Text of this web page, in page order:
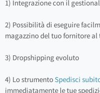
1) Integrazione con il
2) Possibilità di eseguire
magazzino del tuo fornitore
3) Dropshipping evoluto
4) Lo strumentoSpedisci
immediatamente le tue